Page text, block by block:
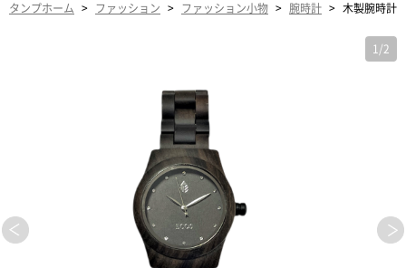
タンプホーム > ファッション > ファッション小物 > 腕時計 > 木製腕時計
1 /2